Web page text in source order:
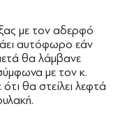
με τον αδερφό
αυτόφωρο εάν
θα λάμβανε
με τον κ.
θα στείλει λεφτά